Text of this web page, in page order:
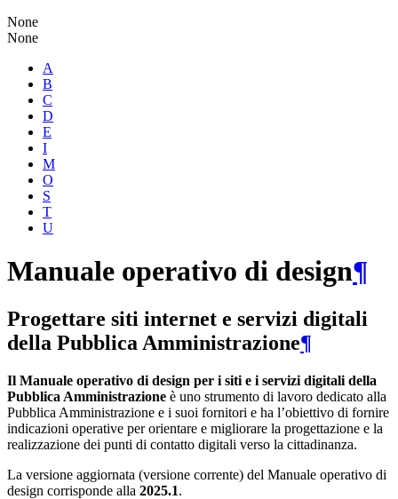
None
None
A
B
C
D
E
I
M
O
S
T
U
Manuale operativo di design¶
Progettare siti internet e servizi digitali
della Pubblica Amministrazione¶
Il Manuale operativo di design per i siti e i servizi digitali della
Pubblica Amministrazione è uno strumento di lavoro dedicato alla
Pubblica Amministrazione e i suoi fornitori e ha l’obiettivo di fornire
indicazioni operative per orientare e migliorare la progettazione e la
realizzazione dei punti di contatto digitali verso la cittadinanza.
La versione aggiornata (versione corrente) del Manuale operativo di
design corrisponde alla 2025.1.